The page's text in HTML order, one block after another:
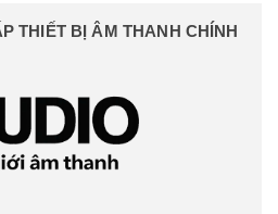
THIẾT BỊ ÂM THANH CHÍNH